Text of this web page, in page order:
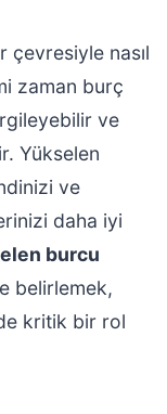
çevresiyle nasıl
zaman burç
ve
Yükselen
ve
daha iyi
burcu
belirlemek,
kritik bir rol